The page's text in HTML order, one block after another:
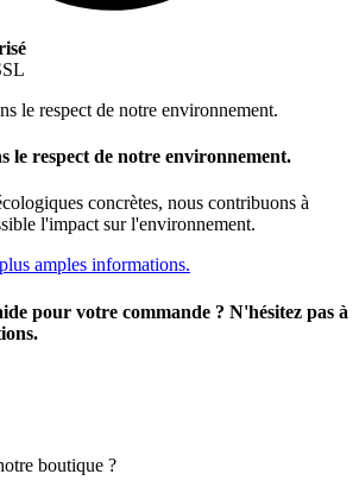
le respect de notre environnement.
concrètes, nous contribuons à
l'impact sur l'environnement.
amples informations.
pour votre commande ? N'hésitez pas à
boutique ?